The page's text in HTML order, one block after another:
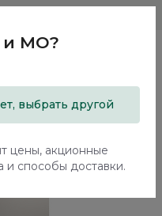
и зеркалом Эсте / Este
и МО?
выбрать другой
цены, акционные
и способы доставки.